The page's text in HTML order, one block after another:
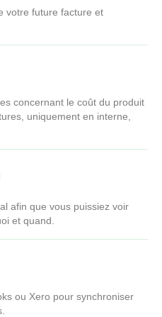
votre future facture et
concernant le coût du produit
uniquement en interne,
afin que vous puissiez voir
et quand.
ou Xero pour synchroniser